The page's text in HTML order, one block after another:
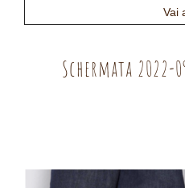
Vai
Schermata 2022-